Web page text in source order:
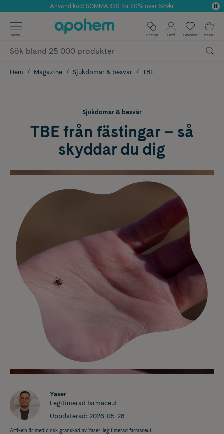
Årets Butik 2025 inom Skönhet
Använd kod: SOMMAR20 för 20% över 649kr
✓ Fri frakt
✓ Poäng på alla köp*
Meny Recept Profil Favoriter Kassa
Hem Magazine Sjukdomar & besvär TBE
Sjukdomar & besvär
TBE från fästingar – så
skyddar du dig
Yaser
Legitimerad farmaceut
Uppdaterad: 2026-05-28
Artikeln är medicinsk granskad av Yaser, legitimerad farmaceut